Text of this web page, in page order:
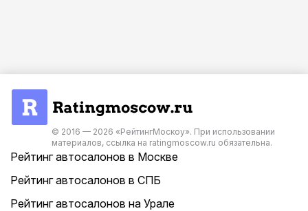
© 2016 — 2026 «РейтингМоскоу». При использовании
материалов, ссылка на ratingmoscow.ru обязательна.
Рейтинг автосалонов в Москве
Рейтинг автосалонов в СПБ
Рейтинг автосалонов на Урале